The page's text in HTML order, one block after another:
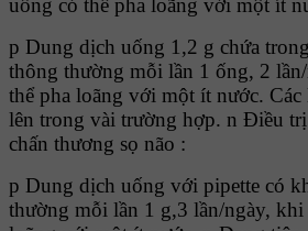
uống có thể pha loãng với một ít
p Dung dịch uống 1,2 g chứa
thông thường mỗi lần 1 ống, 2
thể pha loãng với một ít nước. Các
lên trong vài trường hợp. n Điều
chấn thương sọ não :
p Dung dịch uống với pipette có
thường mỗi lần 1 g,3 lần/ngày, khi